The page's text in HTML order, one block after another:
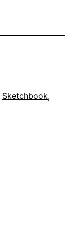
Sketchbook,